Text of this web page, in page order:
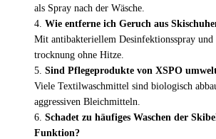
als Spray nach der Wäsche.
Wie entferne ich Geruch aus
Mit antibakteriellem Desinfektionsspray
trocknung ohne Hitze.
Sind Pflegeprodukte von XSPO
Viele Textilwaschmittel sind biologisch
aggressiven Bleichmitteln.
Schadet zu häufiges Waschen der
Funktion?